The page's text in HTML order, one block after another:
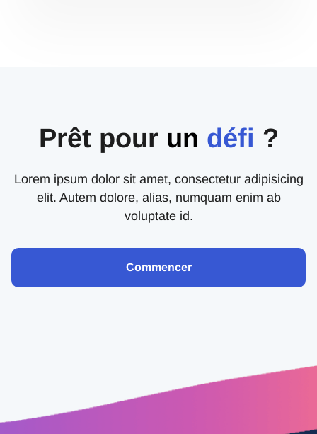
Prêt pour un défi ?
Lorem ipsum dolor sit amet, consectetur adipisicing
elit. Autem dolore, alias, numquam enim ab
voluptate id.
Commencer